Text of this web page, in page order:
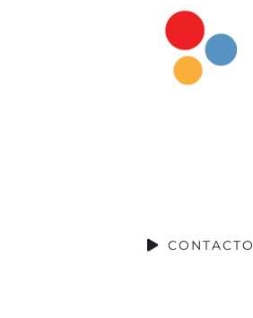
CONTACTO